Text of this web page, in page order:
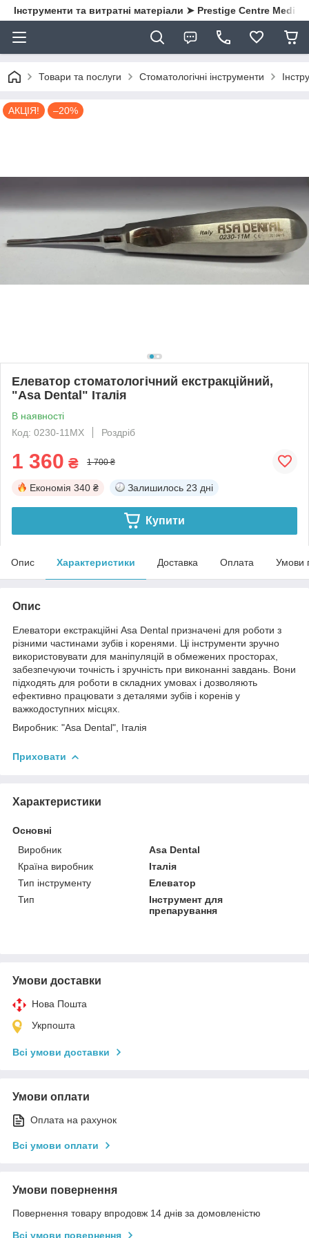
Інструменти та витратні матеріали ➤ Prestige Centre Medical
Товари та послуги Стоматологічні інструменти
АКЦІЯ! –20%
Елеватор стоматологічний екстракційний,
"Asa Dental" Італія
В наявності
Код: 0230-11МХ
Роздріб
1 360 ₴ 1 700 ₴
Економія 340 ₴ Залишилось 23 дні
Купити
Опис Характеристики Доставка Оплата Умови
Опис
Елеватори екстракційні Asa Dental призначені для роботи з
різними частинами зубів і коренями. Ці інструменти зручно
використовувати для маніпуляцій в обмежених просторах,
забезпечуючи точність і зручність при виконанні завдань. Вони
підходять для роботи в складних умовах і дозволяють
ефективно працювати з деталями зубів і коренів у
важкодоступних місцях.
Виробник: "Asa Dental", Італія
Приховати
Характеристики
Основні
Виробник
Asa Dental
Країна виробник
Італія
Тип інструменту
Елеватор
Тип
Інструмент для
препарування
Умови доставки
Нова Пошта
Укрпошта
Всі умови доставки
Умови оплати
Оплата на рахунок
Всі умови оплати
Умови повернення
Повернення товару впродовж 14 днів за домовленістю
Всі умови повернення